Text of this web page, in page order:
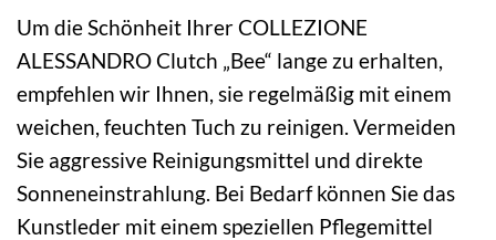
Um die Schönheit Ihrer COLLEZIONE
ALESSANDRO Clutch „Bee“ lange zu erhalten,
empfehlen wir Ihnen, sie regelmäßig mit einem
weichen, feuchten Tuch zu reinigen. Vermeiden
Sie aggressive Reinigungsmittel und direkte
Sonneneinstrahlung. Bei Bedarf können Sie das
Kunstleder mit einem speziellen Pflegemittel